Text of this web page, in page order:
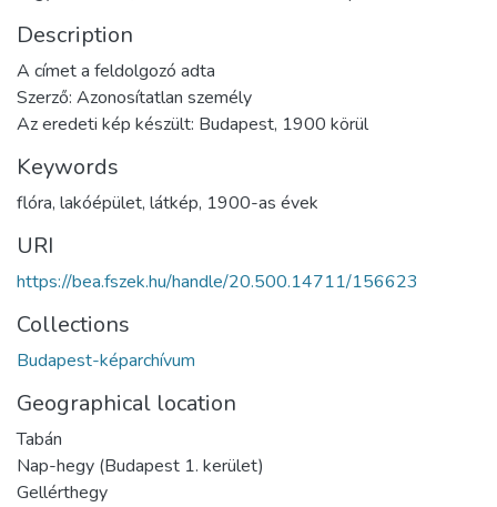
Description
A címet a feldolgozó adta
Szerző: Azonosítatlan személy
Az eredeti kép készült: Budapest, 1900 körül
Keywords
flóra, lakóépület, látkép, 1900-as évek
URI
https://bea.fszek.hu/handle/20.500.14711/156623
Collections
Budapest-képarchívum
Geographical location
Tabán
Nap-hegy (Budapest 1. kerület)
Gellérthegy